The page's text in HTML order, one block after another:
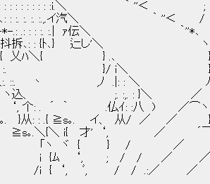
: : : : : : : : :i.＼ ｀ ''＜ ;
: : :. :. :. :.,.イ汽＼ ｀ ''＜ /
.: .: : : :. :.| ｧ伝＼ ｀''*､
拆､: : {ﾄ､} 辷し'＼ ヽ
: :{ 乂ﾊ＼{ } .､
: :. }/ i＼
::. 丶 ,ﾉ .|: : ＼
、 ;. :,. : }＼ ／
´ ｀ .仏ｲ: :八 ) ／⌒ヽ
.{ ≧s｡. イ、 从/ ／ ／
i{ 才' ‘, ／ ´￣
{ } / ／ ／⌒
; / / ／
ﾞ, / / .:／